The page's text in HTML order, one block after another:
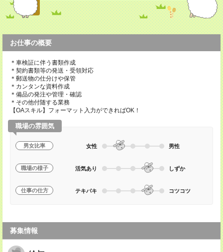
お仕事の概要
＊車検証に伴う書類作成
＊契約書類等の発送・受領対応
＊郵送物の仕分けや保管
＊カンタンな資料作成
＊備品の発注や管理・確認
＊その他付随する業務
【OAスキル】フォーマット入力ができればOK！
職場の雰囲気
男女比率 女性 男性
職場の様子 活気あり しずか
仕事の仕方 テキパキ コツコツ
募集情報